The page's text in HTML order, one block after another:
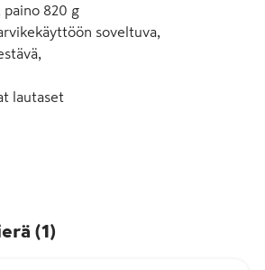
paino 820 g
soveltuva,
lautaset
(1 )